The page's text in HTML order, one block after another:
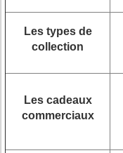
Les types de
collection
Les cadeaux
commerciaux